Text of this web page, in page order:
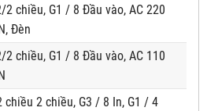
2 chiều, G1 / 8 Đầu vào, AC 220
Đèn
2 chiều, G1 / 8 Đầu vào, AC 110
chiều 2 chiều, G3 / 8 In, G1 / 4